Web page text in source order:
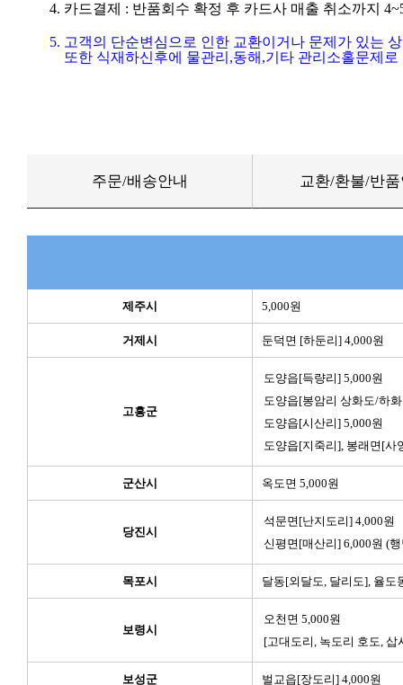
4. 카드결제 : 반품회수 확정 후 카드사 매출 취소까지
5. 고객의 단순변심으로 인한 교환이거나 문제가 있는
또한 식재하신후에 물관리,동해,기타 관리소홀문제로
주문/배송안내 교환/환불/반
제주시 5,000원
거제시 둔덕면 [하둔리] 4,000원
고흥군
도양읍[득량리] 5,000원
도양읍[봉암리 상화도/하
도양읍[시산리] 5,000원
도양읍[지죽리], 봉래면[사
군산시 옥도면 5,000원
당진시
석문면[난지도리] 4,000원
신평면[매산리] 6,000원 (
목포시 달동[외달도, 달리도], 율도
보령시
오천면 5,000원
[고대도리, 녹도리 호도,
보성군 벌교읍[장도리] 4,000원